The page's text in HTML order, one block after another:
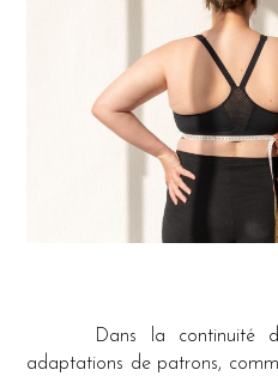
Dans la continuité des
adaptations de patrons,